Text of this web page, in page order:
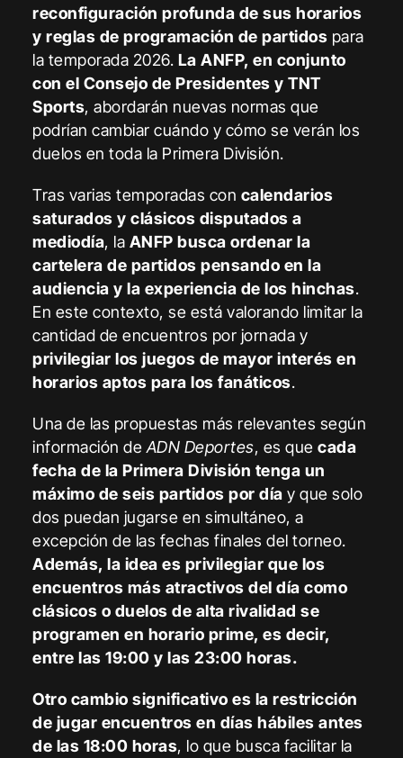
reconfiguración profunda de sus horarios
y reglas de programación de partidos para
la temporada 2026. La ANFP, en conjunto
con el Consejo de Presidentes y TNT
Sports, abordarán nuevas normas que
podrían cambiar cuándo y cómo se verán los
duelos en toda la Primera División.
Tras varias temporadas con calendarios
saturados y clásicos disputados a
mediodía, la ANFP busca ordenar la
cartelera de partidos pensando en la
audiencia y la experiencia de los hinchas.
En este contexto, se está valorando limitar la
cantidad de encuentros por jornada y
privilegiar los juegos de mayor interés en
horarios aptos para los fanáticos.
Una de las propuestas más relevantes según
información de ADN Deportes, es quecada
fecha de la Primera División tenga un
máximo de seis partidos por día y que solo
dos puedan jugarse en simultáneo, a
excepción de las fechas finales del torneo.
Además, la idea es privilegiar que los
encuentros más atractivos del día como
clásicos o duelos de alta rivalidad se
programen en horario prime, es decir,
entre las 19:00 y las 23:00 horas.
Otro cambio significativo es la restricción
de jugar encuentros en días hábiles antes
de las 18:00 horas, lo que busca facilitar la